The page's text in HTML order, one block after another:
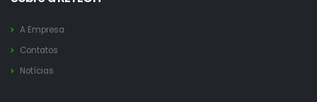
A Empresa
Contatos
Notícias